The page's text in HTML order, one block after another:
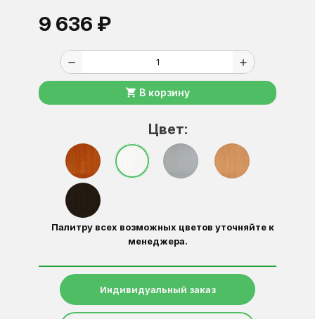
9 636 ₽
remove add
shopping_cart В корзину
Цвет:
Палитру всех возможных цветов уточняйте к
менеджера.
Индивидуальный заказ